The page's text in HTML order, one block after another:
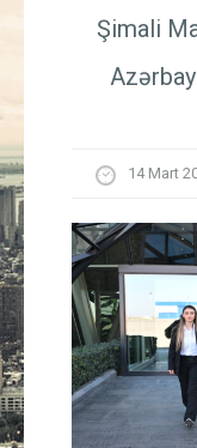
Şimali
14 Mart